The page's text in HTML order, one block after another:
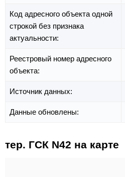
Код адресного объекта одной
строкой без признака
актуальности:
Реестровый номер адресного
объекта:
Источник данных:
Данные обновлены:
тер. ГСК N42 на карте